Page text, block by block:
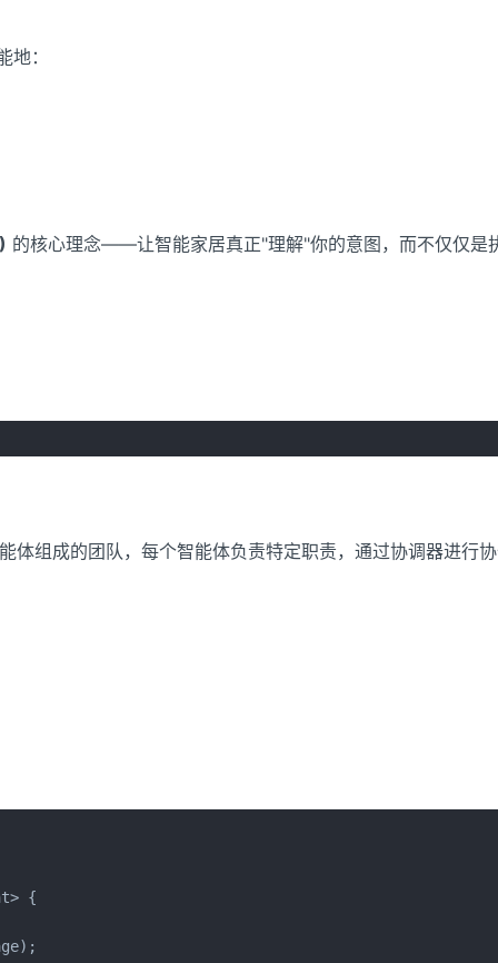
：
的核心理念——让智能家居真正"理解"你的意图，而不仅仅是
体组成的团队，每个智能体负责特定职责，通过协调器进行协
{